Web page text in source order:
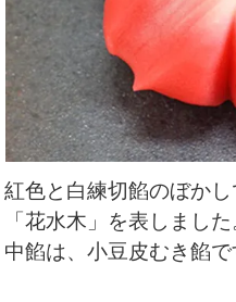
紅色と白練切餡のぼか
「花水木」を表しました
中餡は、小豆皮むき餡で